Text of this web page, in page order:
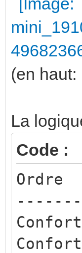
(en
La
Code :